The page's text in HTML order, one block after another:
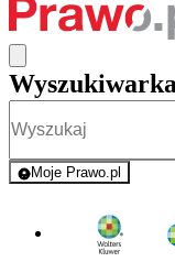
Moje Prawo.pl
- rejestracja i